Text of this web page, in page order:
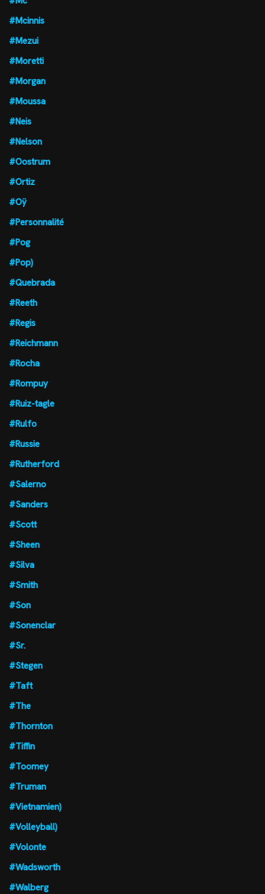
#Mcinnis
#Mezui
#Moretti
#Morgan
#Moussa
#Neis
#Nelson
#Oostrum
#Ortiz
#Oÿ
#Personnalité
#Pog
#Pop)
#Quebrada
#Reeth
#Regis
#Reichmann
#Rocha
#Rompuy
#Ruiz-tagle
#Rulfo
#Russie
#Rutherford
#Salerno
#Sanders
#Scott
#Sheen
#Silva
#Smith
#Son
#Sonenclar
#Sr.
#Stegen
#Taft
#The
#Thornton
#Tiffin
#Toomey
#Truman
#Vietnamien)
#Volleyball)
#Volonte
#Wadsworth
#Walberg